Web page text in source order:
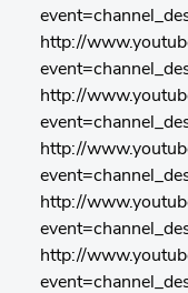
http://
http://
http://
http://
http://